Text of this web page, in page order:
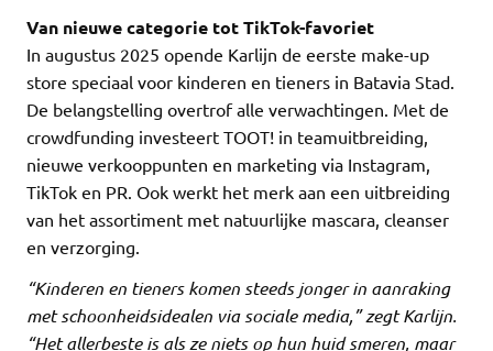
Van nieuwe categorie tot TikTok-favoriet
In augustus 2025 opende Karlijn de eerste make-up
store speciaal voor kinderen en tieners in Batavia Stad.
De belangstelling overtrof alle verwachtingen. Met de
crowdfunding investeert TOOT! in teamuitbreiding,
nieuwe verkooppunten en marketing via Instagram,
TikTok en PR. Ook werkt het merk aan een uitbreiding
van het assortiment met natuurlijke mascara, cleanser
en verzorging.
“Kinderen en tieners komen steeds jonger in aanraking
met schoonheidsidealen via sociale media,” zegt Karlijn.
“Het allerbeste is als ze niets op hun huid smeren, maar